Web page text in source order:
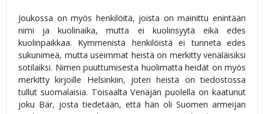
Joukossa on myös henkilöitä, joista on mainittu enintään
nimi ja kuolinaika, mutta ei kuolinsyytä eikä edes
kuolinpaikkaa. Kymmenistä henkilöistä ei tunneta edes
sukunimeä, mutta useimmat heistä on merkitty venäläisiksi
sotilaiksi. Nimen puuttumisesta huolimatta heidät on myös
merkitty kirjoille Helsinkiin, joten heistä on tiedostossa
tullut suomalaisia. Toisaalta Venäjän puolella on kaatunut
joku Bär, josta tiedetään, että hän oli Suomen armeijan